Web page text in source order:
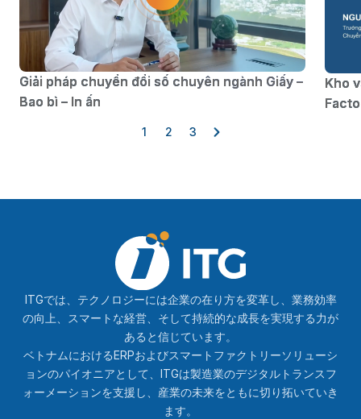
Giải pháp chuyển đổi số chuyên ngành Giấy –
Bao bì – In ấn
Kho
1 2 3
ITGでは、テクノロジーには企業の在り方を変革し、業務効率
の向上、スマートな経営、そして持続的な成長を実現する力が
あると信じています。
ベトナムにおけるERPおよびスマートファクトリーソリューシ
ョンのパイオニアとして、ITGは製造業のデジタルトランスフ
ォーメーションを支援し、産業の未来をともに切り拓いていき
ます。